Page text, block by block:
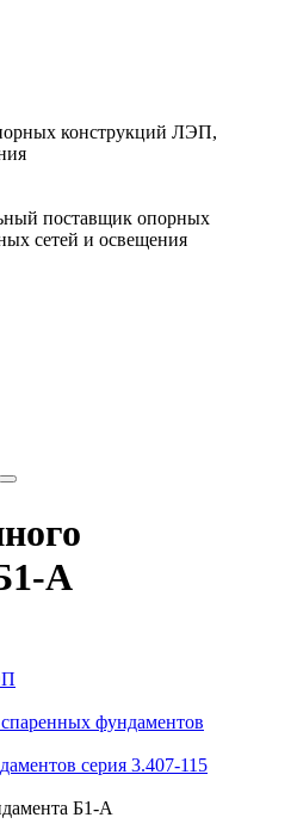
конструкций ЛЭП,
поставщик опорных
сетей и освещения
А
фундаментов
серия 3.407-115
Б1-А